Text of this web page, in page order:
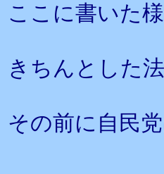
ここに書いた
きちんとした
その前に自民